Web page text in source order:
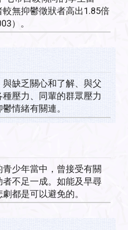
無抑鬱徵狀者高出1.85倍
）。
缺乏關心和了解、與父
壓力、同輩的群眾壓力
情緒有關連。
少年當中，曾接受有關
不足一成。如能及早尋
都是可以避免的。